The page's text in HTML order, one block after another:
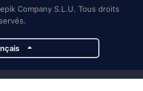
Company S.L.U. Tous droits